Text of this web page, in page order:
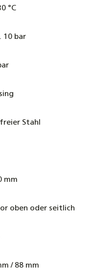
°C
10 bar
Stahl
mm
oben oder seitlich
/ 88 mm